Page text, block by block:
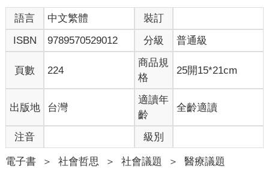
個星期結束時，美國疾病控制及預防中心所持有的報告顯示，所
有死亡人數的8.9%發生於122個城市，都是由於流感及肺炎（流
感常見的副作用）引起。美國疾病控制及預防中心對於流感流行
的定義與在某個星期內由流感及肺炎引起死亡人數的百分比有
關，所謂「流行門檻」(epidemic threshold)是指在一段時間內某
個百分比被認為是正常狀態，而正常的程度（或稱基線），是根
據於過去流感季節之數據以統計方法計算決定。
科學家提出警告：流感流行的定義不能應用於其他疾病，季節性
流感流行可能會使幾百萬人生病，但是死亡的人通常是少數老年
人、年齡非常小的兒童及免疫系統衰弱的人，這並非惡劣的流感
世界大流行的情況，流感世界大流行有兩個特性，第一，流感病
毒是新的病毒株，在從前從未感染過人類，第二，流行狀態屬於
語言 中文繁體
裝訂
ISBN
9789570529012 分級 普通級
頁數 224
商品規
格
25開15*21cm
出版地 台灣
適讀年
齡
全齡適讀
注音 級別
電子書 ＞ 社會哲思 ＞ 社會議題 ＞ 醫療議題